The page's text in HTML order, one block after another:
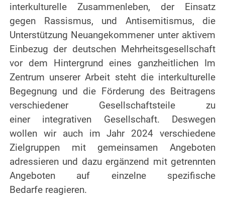
interkulturelle Zusammenleben, der Einsatz
gegen Rassismus, und Antisemitismus, die
Unterstützung Neuangekommener unter aktivem
Einbezug der deutschen Mehrheitsgesellschaft
vor dem Hintergrund eines ganzheitlichen Im
Zentrum unserer Arbeit steht die interkulturelle
Begegnung und die Förderung des Beitragens
verschiedener Gesellschaftsteile zu
einer integrativen Gesellschaft. Deswegen
wollen wir auch im Jahr 2024 verschiedene
Zielgruppen mit gemeinsamen Angeboten
adressieren und dazu ergänzend mit getrennten
Angeboten auf einzelne spezifische
Bedarfe reagieren.